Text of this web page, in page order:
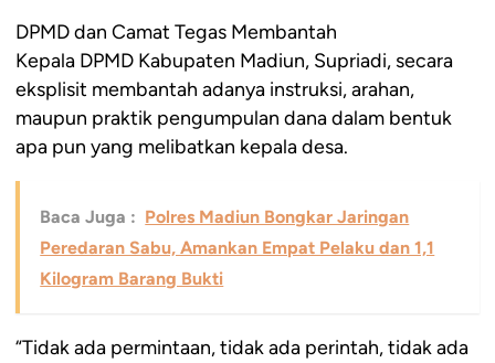
DPMD dan Camat Tegas Membantah
Kepala DPMD Kabupaten Madiun, Supriadi, secara
eksplisit membantah adanya instruksi, arahan,
maupun praktik pengumpulan dana dalam bentuk
apa pun yang melibatkan kepala desa.
Baca Juga : Polres Madiun Bongkar Jaringan
Peredaran Sabu, Amankan Empat Pelaku dan 1,1
Kilogram Barang Bukti
“Tidak ada permintaan, tidak ada perintah, tidak ada